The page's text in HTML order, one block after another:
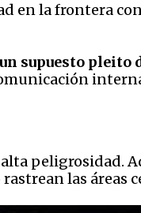
en la frontera
supuesto pleito
peligrosidad.
las áreas